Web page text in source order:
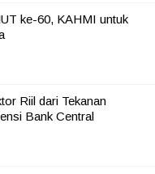
ke-60, KAHMI untuk
Riil dari Tekanan
Bank Central